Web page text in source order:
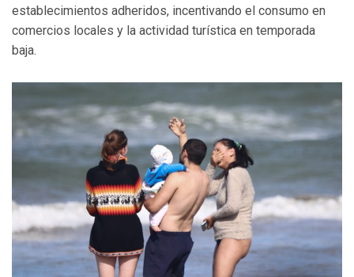
establecimientos adheridos, incentivando el consumo en
comercios locales y la actividad turística en temporada
baja.